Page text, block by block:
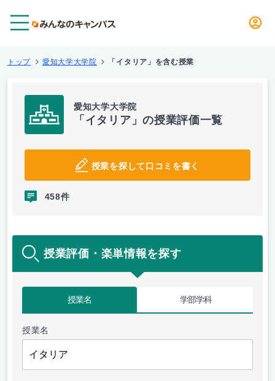
トップ 愛知大学大学院 「イタリア」を含む授業
愛知大学大学院
「イタリア」の授業評価一覧
授業を探して口コミを書く
458件
授業評価・楽単情報を探す
授業名 学部学科
授業名